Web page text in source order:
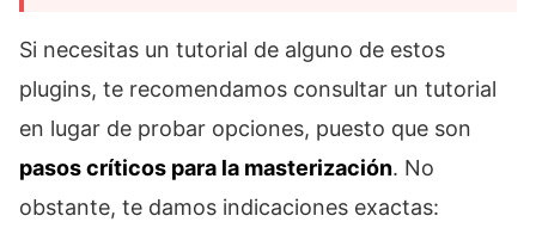
Si necesitas un tutorial de alguno de estos
plugins, te recomendamos consultar un tutorial
en lugar de probar opciones, puesto que son
pasos críticos para la masterización. No
obstante, te damos indicaciones exactas: